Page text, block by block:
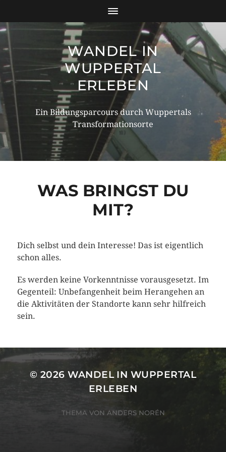
WANDEL IN
WUPPERTAL
ERLEBEN
Ein Bildungsparcours durch Wuppertals
Transformationsorte
WAS BRINGST DU
MIT?
Dich selbst und dein Interesse! Das ist eigentlich
schon alles.
Es werden keine Vorkenntnisse vorausgesetzt. Im
Gegenteil: Unbefangenheit beim Herangehen an
die Aktivitäten der Standorte kann sehr hilfreich
sein.
© 2026WANDEL IN WUPPERTAL
ERLEBEN
THEMA VON ANDERS NORÉN